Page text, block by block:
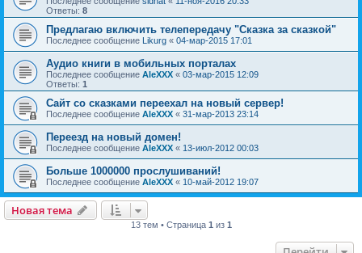
Ответы: 8
Предлагаю включить телепередачу "Сказка за сказкой"
Последнее сообщение Likurg « 04-мар-2015 17:01
Аудио книги в мобильных порталах
Последнее сообщение AleXXX « 03-мар-2015 12:09
Ответы: 1
Сайт со сказками переехал на новый сервер!
Последнее сообщение AleXXX « 31-мар-2013 23:14
Переезд на новый домен!
Последнее сообщение AleXXX « 13-июл-2012 00:03
Больше 1000000 прослушиваний!
Последнее сообщение AleXXX « 10-май-2012 19:07
Новая тема
13 тем • Страница 1 из 1